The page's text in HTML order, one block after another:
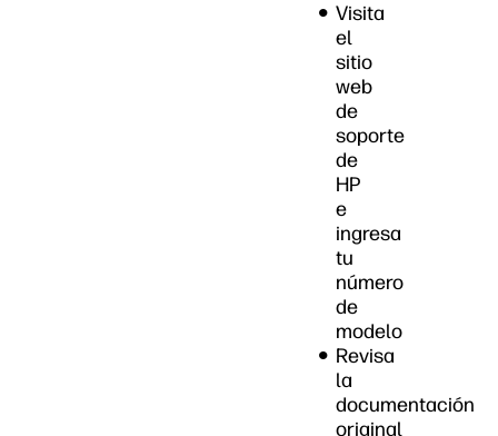
Visita
el
sitio
web
de
soporte
de
HP
e
ingresa
tu
número
de
modelo
Revisa
la
documentación
original